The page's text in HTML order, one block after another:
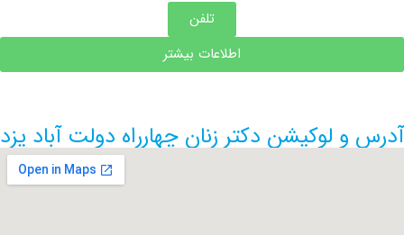
اطلاعات بیشتر
لوکیشن دکتر زنان چهارراه دولت آباد یزد